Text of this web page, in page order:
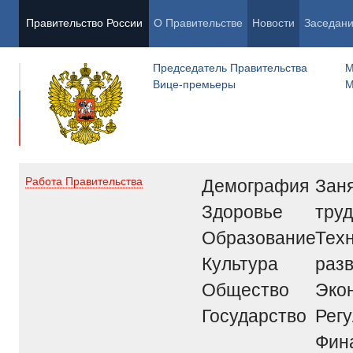
Правительство России О Правительстве Новости
Председатель Правительства
Вице-премьеры
Работа Правительства
Демография
Здоровье
Образование
Культура
Общество
Государство
труд